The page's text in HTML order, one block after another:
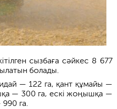
сызбаға сәйкес 8 677
болады.
— 122 га, қант құмайы —
— 300 га, ескі жоңышқа —
га.